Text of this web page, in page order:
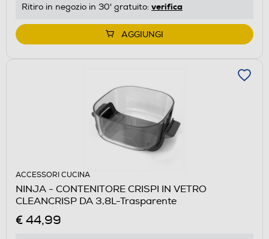
Ritiro in negozio in 30' gratuito: verifica
AGGIUNGI
ACCESSORI CUCINA
NINJA - CONTENITORE CRISPI IN VETRO
CLEANCRISP DA 3,8L-Trasparente
€ 44,99